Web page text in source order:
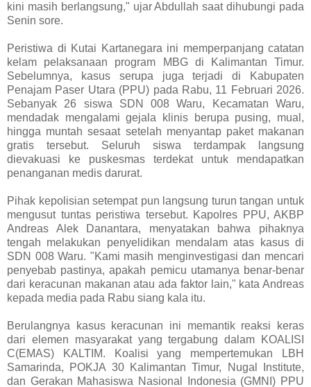
kini masih berlangsung," ujar Abdullah saat dihubungi pada
Senin sore.
Peristiwa di Kutai Kartanegara ini memperpanjang catatan
kelam pelaksanaan program MBG di Kalimantan Timur.
Sebelumnya, kasus serupa juga terjadi di Kabupaten
Penajam Paser Utara (PPU) pada Rabu, 11 Februari 2026.
Sebanyak 26 siswa SDN 008 Waru, Kecamatan Waru,
mendadak mengalami gejala klinis berupa pusing, mual,
hingga muntah sesaat setelah menyantap paket makanan
gratis tersebut. Seluruh siswa terdampak langsung
dievakuasi ke puskesmas terdekat untuk mendapatkan
penanganan medis darurat.
Pihak kepolisian setempat pun langsung turun tangan untuk
mengusut tuntas peristiwa tersebut. Kapolres PPU, AKBP
Andreas Alek Danantara, menyatakan bahwa pihaknya
tengah melakukan penyelidikan mendalam atas kasus di
SDN 008 Waru. "Kami masih menginvestigasi dan mencari
penyebab pastinya, apakah pemicu utamanya benar-benar
dari keracunan makanan atau ada faktor lain," kata Andreas
kepada media pada Rabu siang kala itu.
Berulangnya kasus keracunan ini memantik reaksi keras
dari elemen masyarakat yang tergabung dalam KOALISI
C(EMAS) KALTIM. Koalisi yang mempertemukan LBH
Samarinda, POKJA 30 Kalimantan Timur, Nugal Institute,
dan Gerakan Mahasiswa Nasional Indonesia (GMNI) PPU